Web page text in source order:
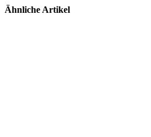
Ähnliche Artikel